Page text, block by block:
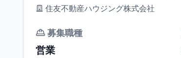
住友不動産ハウジング株式会社
募集職種
営業